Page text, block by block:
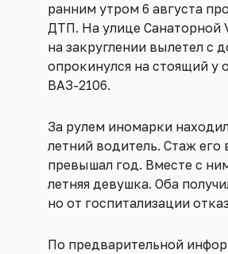
ранним утром 6 августа
ДТП. На улице Санаторной
на закруглении вылетел с
опрокинулся на стоящий у
ВАЗ-2106.
За рулем иномарки
летний водитель. Стаж его
превышал год. Вместе с
летняя девушка. Оба
но от госпитализации
По предварительной